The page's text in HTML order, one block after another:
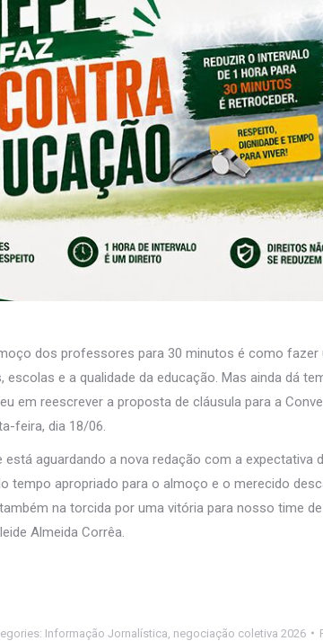
dos professores para 30 minutos é como
e a qualidade da educação. Mas ainda dá
em reescrever a proposta de cláusula para a
feira, dia 18/06.
está aguardando a nova redação com a expectativa
tempo apropriado para o almoço e o merecido
na torcida por uma vitória para nosso time
Almeida Corrêa.
Informação Jornalística negociação coletiva 2026